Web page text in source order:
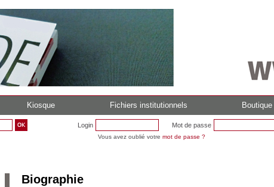
Kiosque Fichiers institutionnels Boutique
Login Mot de passe
Vous avez oublié votre mot de passe ?
Biographie